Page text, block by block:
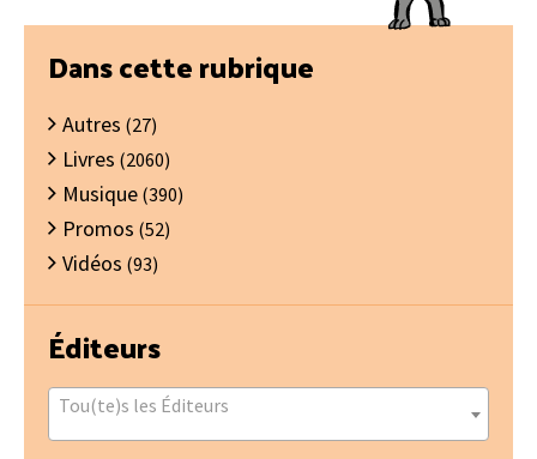
Barre
latérale
principale
Dans cette rubrique
Autres (27)
Livres (2060)
Musique (390)
Promos (52)
Vidéos (93)
Éditeurs
Tou(te)s les Éditeurs